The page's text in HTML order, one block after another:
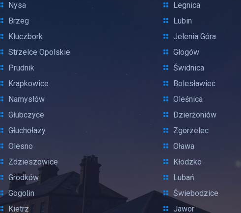
Nysa
Brzeg
Kluczbork
Strzelce Opolskie
Prudnik
Krapkowice
Namysłów
Głubczyce
Głuchołazy
Olesno
Zdzieszowice
Grodków
Gogolin
Kietrz
Legnica
Lubin
Jelenia Góra
Głogów
Świdnica
Bolesławiec
Oleśnica
Dzierżoniów
Zgorzelec
Oława
Kłodzko
Lubań
Świebodzice
Jawor